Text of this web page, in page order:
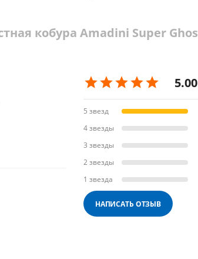
кобура Amadini Super
5 звезд
4 звезды
3 звезды
2 звезды
1 звезда
НАПИСАТЬ ОТЗЫВ